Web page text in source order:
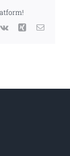
Vk XingEmail